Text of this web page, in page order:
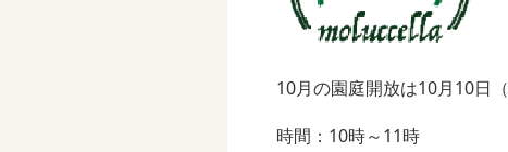
10月の園庭開放は10月10日（
時間：10時～11時